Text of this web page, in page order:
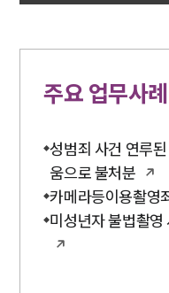
주요 업무사례
성범죄 사건 연루
움으로 불처분
카메라등이용촬영
미성년자 불법촬영